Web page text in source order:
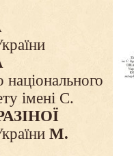
національного
імені С.
М.